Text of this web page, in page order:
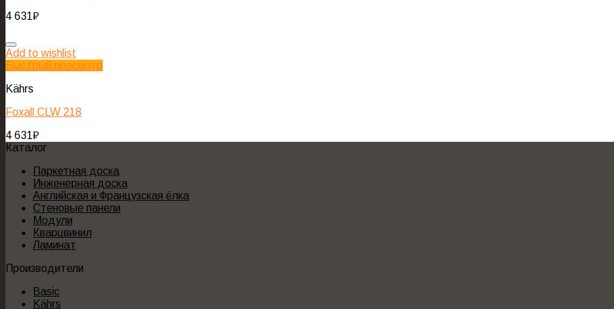
4 631₽
Add to wishlist
Быстрый просмотр
Kährs
Foxall CLW 218
4 631₽
Каталог
Паркетная доска
Инженерная доска
Английская и Французская ёлка
Стеновые панели
Модули
Кварцвинил
Ламинат
Производители
Basic
Kährs